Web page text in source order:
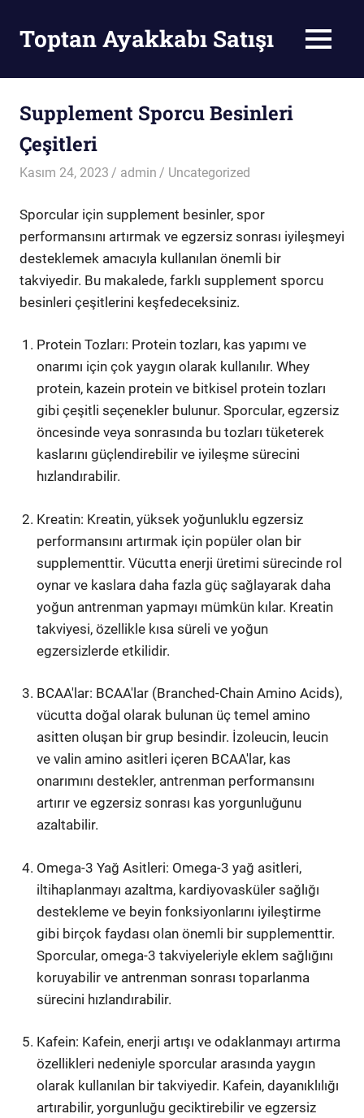
contentToptan Ayakkabı Satışı
Satışı
MENU
Supplement Sporcu Besinleri
Çeşitleri
Kasım 24, 2023 admin Uncategorized
Sporcular için supplement besinler, spor
performansını artırmak ve egzersiz sonrası iyileşmeyi
desteklemek amacıyla kullanılan önemli bir
takviyedir. Bu makalede, farklı supplement sporcu
besinleri çeşitlerini keşfedeceksiniz.
Protein Tozları: Protein tozları, kas yapımı ve
onarımı için çok yaygın olarak kullanılır. Whey
protein, kazein protein ve bitkisel protein tozları
gibi çeşitli seçenekler bulunur. Sporcular, egzersiz
öncesinde veya sonrasında bu tozları tüketerek
kaslarını güçlendirebilir ve iyileşme sürecini
hızlandırabilir.
Kreatin: Kreatin, yüksek yoğunluklu egzersiz
performansını artırmak için popüler olan bir
supplementtir. Vücutta enerji üretimi sürecinde rol
oynar ve kaslara daha fazla güç sağlayarak daha
yoğun antrenman yapmayı mümkün kılar. Kreatin
takviyesi, özellikle kısa süreli ve yoğun
egzersizlerde etkilidir.
BCAA'lar: BCAA'lar (Branched-Chain Amino Acids),
vücutta doğal olarak bulunan üç temel amino
asitten oluşan bir grup besindir. İzoleucin, leucin
ve valin amino asitleri içeren BCAA'lar, kas
onarımını destekler, antrenman performansını
artırır ve egzersiz sonrası kas yorgunluğunu
azaltabilir.
Omega-3 Yağ Asitleri: Omega-3 yağ asitleri,
iltihaplanmayı azaltma, kardiyovasküler sağlığı
destekleme ve beyin fonksiyonlarını iyileştirme
gibi birçok faydası olan önemli bir supplementtir.
Sporcular, omega-3 takviyeleriyle eklem sağlığını
koruyabilir ve antrenman sonrası toparlanma
sürecini hızlandırabilir.
Kafein: Kafein, enerji artışı ve odaklanmayı artırma
özellikleri nedeniyle sporcular arasında yaygın
olarak kullanılan bir takviyedir. Kafein, dayanıklılığı
artırabilir, yorgunluğu geciktirebilir ve egzersiz